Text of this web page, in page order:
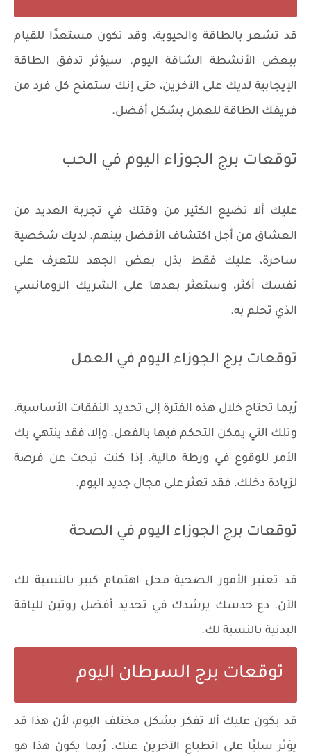
قد تشعر بالطاقة والحيوية، وقد تكون مستعدًا للقيام
ببعض الأنشطة الشاقة اليوم. سيؤثر تدفق الطاقة
الإيجابية لديك على الآخرين، حتى إنك ستمنح كل فرد من
فريقك الطاقة للعمل بشكل أفضل.
توقعات برج الجوزاء اليوم في الحب
عليك ألا تضيع الكثير من وقتك في تجربة العديد من
العشاق من أجل اكتشاف الأفضل بينهم. لديك شخصية
ساحرة، عليك فقط بذل بعض الجهد للتعرف على
نفسك أكثر، وستعثر بعدها على الشريك الرومانسي
الذي تحلم به.
توقعات برج الجوزاء اليوم في العمل
رُبما تحتاج خلال هذه الفترة إلى تحديد النفقات الأساسية،
وتلك التي يمكن التحكم فيها بالفعل. وإلا، فقد ينتهي بك
الأمر للوقوع في ورطة مالية. إذا كنت تبحث عن فرصة
لزيادة دخلك، فقد تعثر على مجال جديد اليوم.
توقعات برج الجوزاء اليوم في الصحة
قد تعتبر الأمور الصحية محل اهتمام كبير بالنسبة لك
الآن. دع حدسك يرشدك في تحديد أفضل روتين للياقة
البدنية بالنسبة لك.
توقعات برج السرطان اليوم
قد يكون عليك ألا تفكر بشكل مختلف اليوم، لأن هذا قد
يؤثر سلبًا على انطباع الآخرين عنك. رُبما يكون هذا هو